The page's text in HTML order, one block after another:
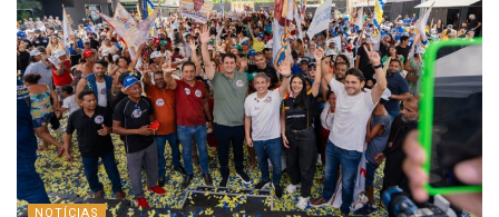
NOTÍCIAS